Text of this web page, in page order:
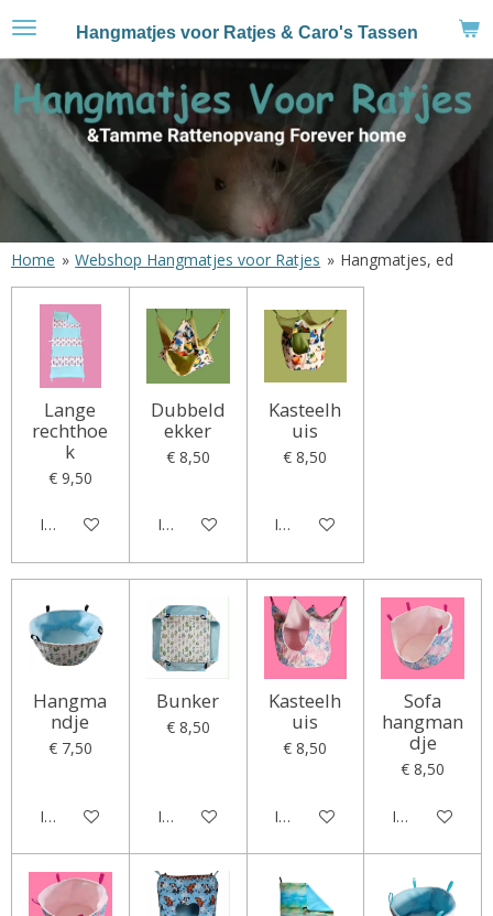
Ga
naar
hoofdinhoud
Hangmatjes voor Ratjes & Caro's Tassen
Home » Webshop Hangmatjes voor Ratjes » Hangmatjes, ed
Lange
rechthoe
k
€ 9,50
In winkelwagen
Dubbeld
ekker
€ 8,50
In winkelwagen
Kasteelh
uis
€ 8,50
In winkelwagen
Hangma
ndje
€ 7,50
In winkelwagen
Bunker
€ 8,50
In winkelwagen
Kasteelh
uis
€ 8,50
In winkelwagen
Sofa
hangman
dje
€ 8,50
In